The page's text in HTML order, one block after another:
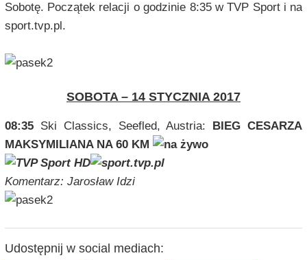
Sobotę. Początek relacji o godzinie 8:35 w TVP Sport i na
sport.tvp.pl.
SOBOTA – 14 STYCZNIA 2017
08:35 Ski Classics, Seefled, Austria: BIEG CESARZA
MAKSYMILIANA NA 60 KM
Komentarz: Jarosław Idzi
Udostępnij w social mediach: